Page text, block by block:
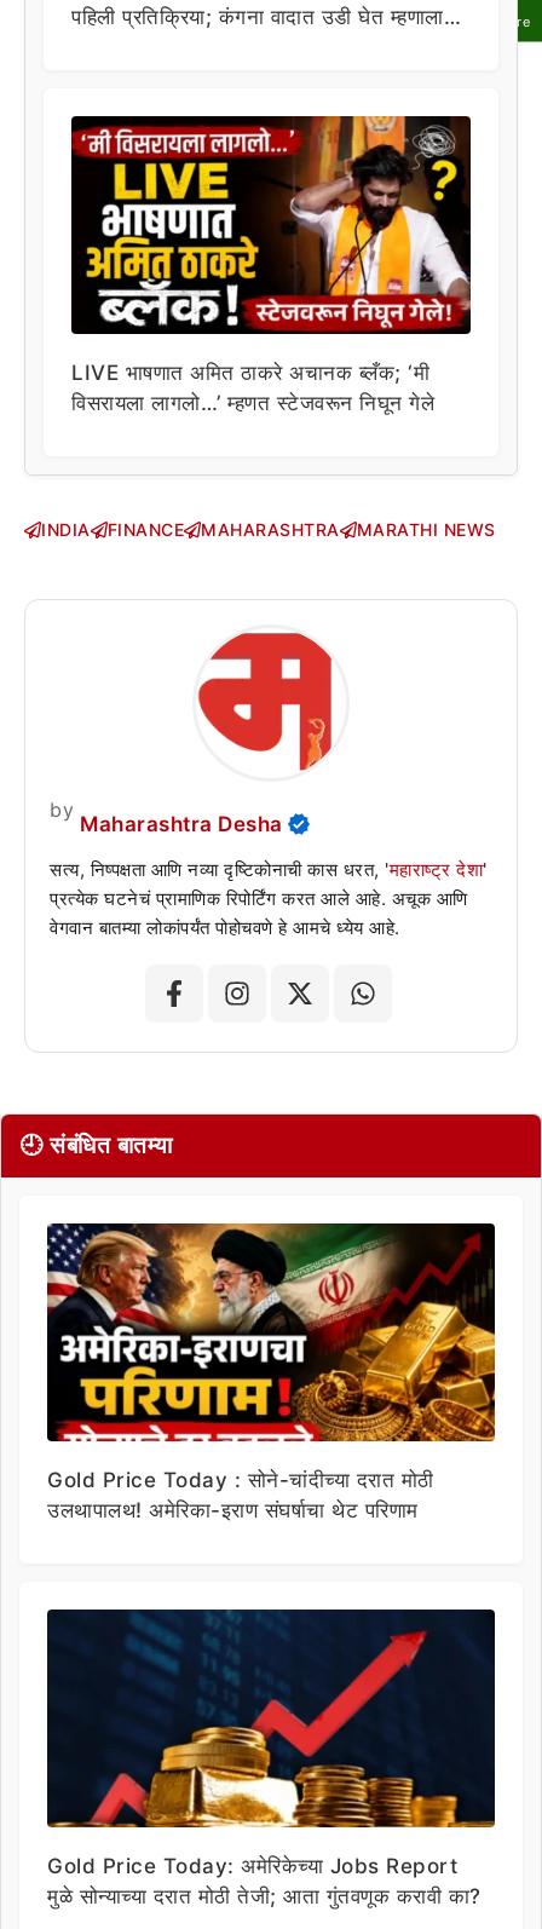
Share
पहिली प्रतिक्रिया; कंगना वादात उडी घेत म्हणाला…
LIVE भाषणात अमित ठाकरे अचानक ब्लँक; ‘मी
विसरायला लागलो…’ म्हणत स्टेजवरून निघून गेले
INDIA FINANCE MAHARASHTRA MARATHI NEWS
by
Maharashtra Desha
सत्य, निष्पक्षता आणि नव्या दृष्टिकोनाची कास धरत, 'महाराष्ट्र देशा'
प्रत्येक घटनेचं प्रामाणिक रिपोर्टिंग करत आले आहे. अचूक आणि
वेगवान बातम्या लोकांपर्यंत पोहोचवणे हे आमचे ध्येय आहे.
🕘 संबंधित बातम्या
Gold Price Today : सोने-चांदीच्या दरात मोठी
उलथापालथ! अमेरिका-इराण संघर्षाचा थेट परिणाम
Gold Price Today: अमेरिकेच्या Jobs Report
मुळे सोन्याच्या दरात मोठी तेजी; आता गुंतवणूक करावी का?